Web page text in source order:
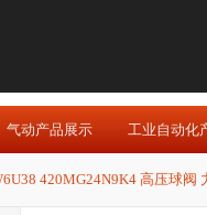
气动产品展示 工业自动化
420MG24N9K4 高压球阀